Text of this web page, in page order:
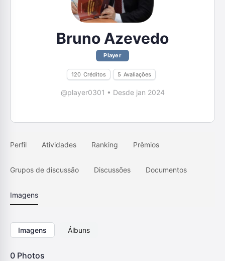
Bruno Azevedo
Player
120 Créditos 5 Avaliações
@player0301 • Desde jan 2024
Perfil Atividades Ranking Prêmios
Grupos de discussão Discussões Documentos
Imagens
Imagens Álbuns
0 Photos